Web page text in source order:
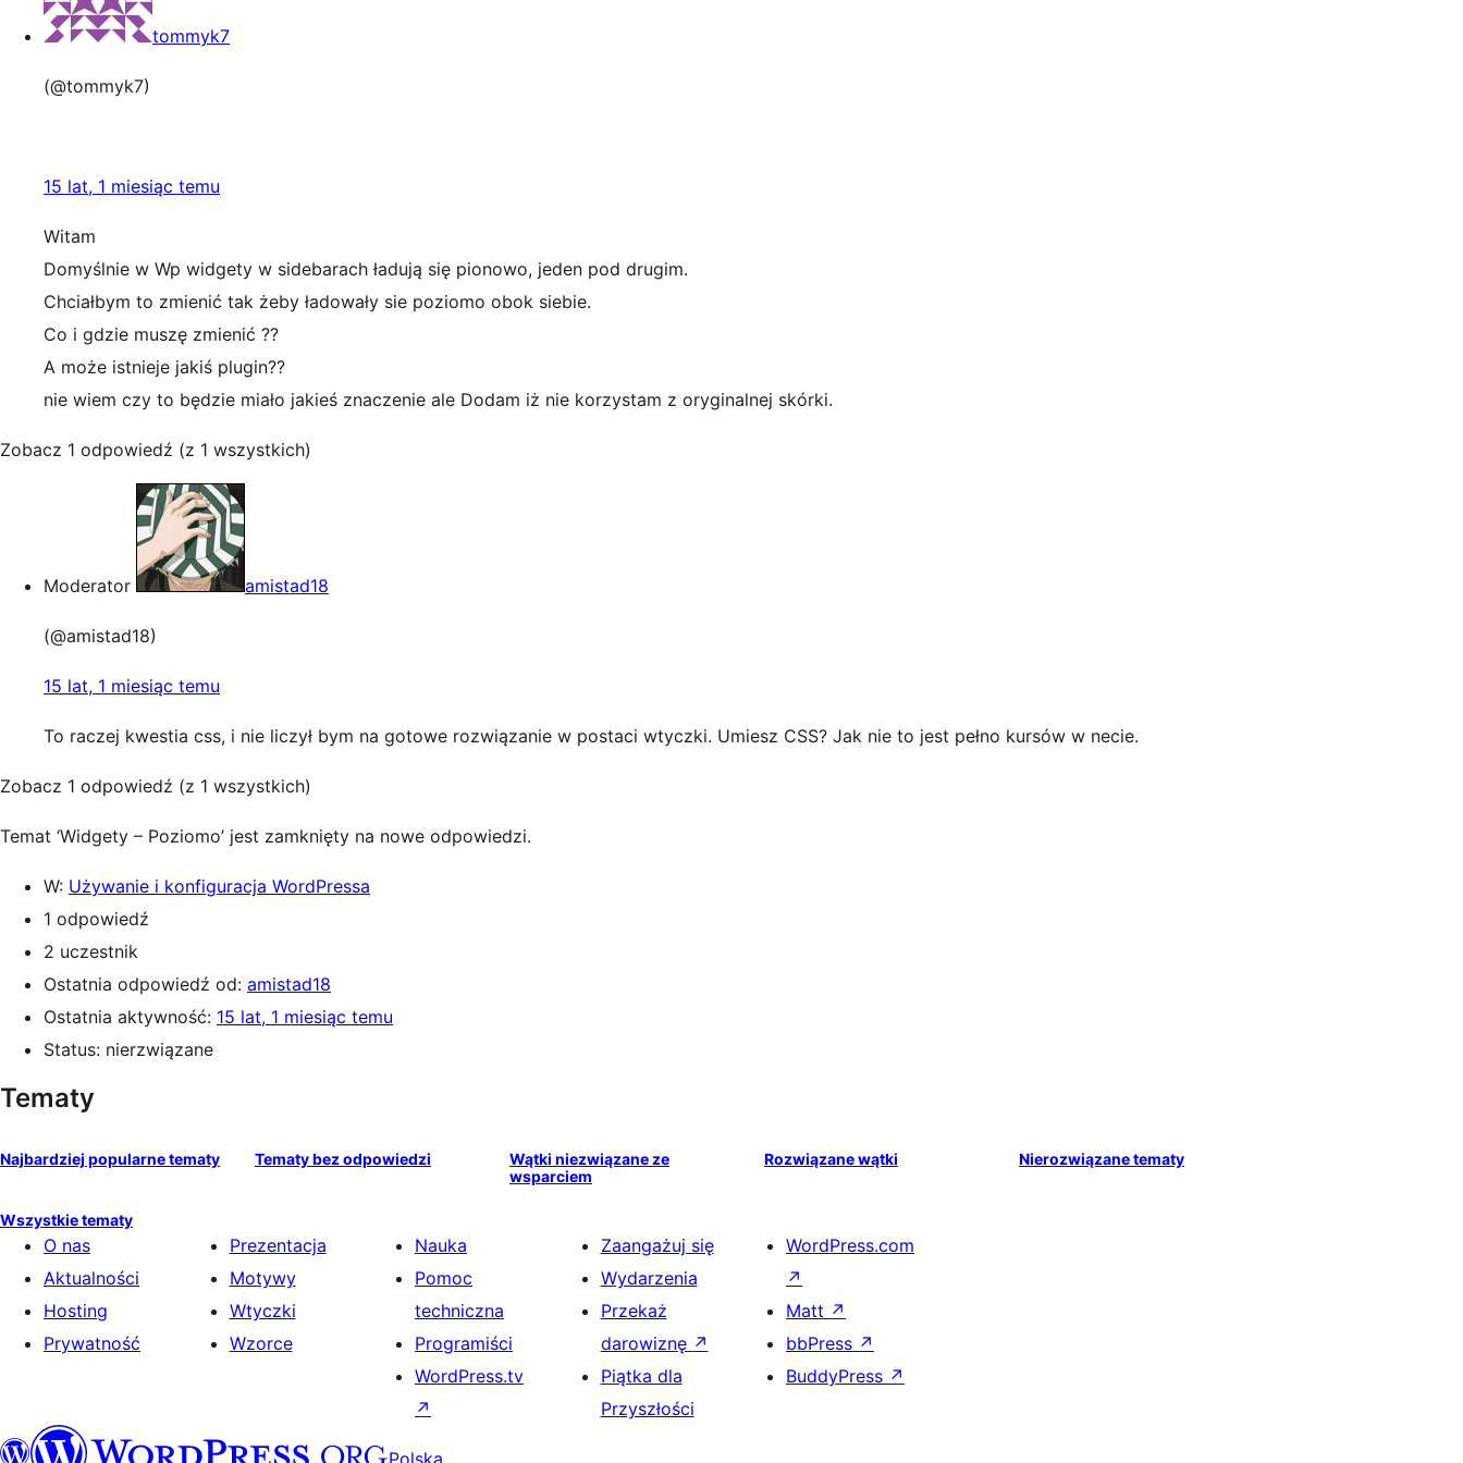
tommyk7
(@tommyk7)
15 lat, 1 miesiąc temu
Witam
Domyślnie w Wp widgety w sidebarach ładują się pionowo, jeden pod drugim.
Chciałbym to zmienić tak żeby ładowały sie poziomo obok siebie.
Co i gdzie muszę zmienić ??
A może istnieje jakiś plugin??
nie wiem czy to będzie miało jakieś znaczenie ale Dodam iż nie korzystam z oryginalnej skórki.
Zobacz 1 odpowiedź (z 1 wszystkich)
Moderator amistad18
(@amistad18)
15 lat, 1 miesiąc temu
To raczej kwestia css, i nie liczył bym na gotowe rozwiązanie w postaci wtyczki. Umiesz CSS? Jak nie to jest pełno kursów w necie.
Zobacz 1 odpowiedź (z 1 wszystkich)
Temat ‘Widgety – Poziomo’ jest zamknięty na nowe odpowiedzi.
W: Używanie i konfiguracja WordPressa
1 odpowiedź
2 uczestnik
Ostatnia odpowiedź od: amistad18
Ostatnia aktywność: 15 lat, 1 miesiąc temu
Status: nierzwiązane
Tematy
Najbardziej popularne tematy Tematy bez odpowiedzi
Wątki niezwiązane ze
wsparciem
Rozwiązane wątki Nierozwiązane tematy
Wszystkie tematy
O nas
Aktualności
Hosting
Prywatność
Prezentacja
Motywy
Wtyczki
Wzorce
Nauka
Pomoc
techniczna
Programiści
WordPress.tv
↗
Zaangażuj się
Wydarzenia
Przekaż
darowiznę ↗
Piątka dla
Przyszłości
WordPress.com
↗
Matt ↗
bbPress ↗
BuddyPress ↗
Polska